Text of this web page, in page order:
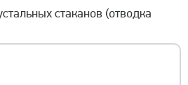
стаканов (отводка